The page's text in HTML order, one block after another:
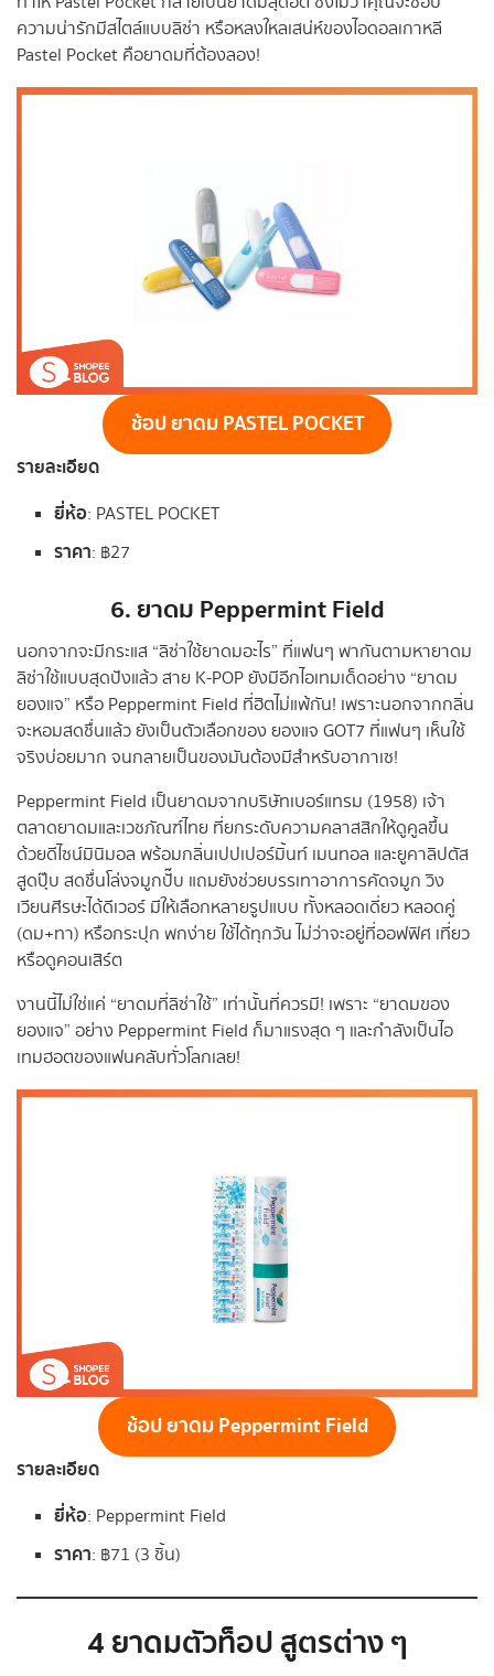
ความน่ารักมีสไตล์แบบลิซ่า หรือหลงใหลเสน่ห์ของไอดอลเกาหลี
Pastel Pocket คือยาดมที่ต้องลอง!
ช้อป ยาดม PASTEL POCKET
รายละเอียด
ยี่ห้อ: PASTEL POCKET
ราคา: ฿27
6. ยาดม Peppermint Field
นอกจากจะมีกระแส “ลิซ่าใช้ยาดมอะไร” ที่แฟนๆ พากันตามหายาดม
ลิซ่าใช้แบบสุดปังแล้ว สาย K-POP ยังมีอีกไอเทมเด็ดอย่าง “ยาดม
ยองแจ” หรือ Peppermint Field ที่ฮิตไม่แพ้กัน! เพราะนอกจากกลิ่น
จะหอมสดชื่นแล้ว ยังเป็นตัวเลือกของ ยองแจ GOT7 ที่แฟนๆ เห็นใช้
จริงบ่อยมาก จนกลายเป็นของมันต้องมีสำหรับอากาเซ!
Peppermint Field เป็นยาดมจากบริษัทเบอร์แทรม (1958) เจ้า
ตลาดยาดมและเวชภัณฑ์ไทย ที่ยกระดับความคลาสสิกให้ดูคูลขึ้น
ด้วยดีไซน์มินิมอล พร้อมกลิ่นเปปเปอร์มิ้นท์ เมนทอล และยูคาลิปตัส
สูดปุ๊บ สดชื่นโล่งจมูกปั๊บ แถมยังช่วยบรรเทาอาการคัดจมูก วิง
เวียนศีรษะได้ดีเวอร์ มีให้เลือกหลายรูปแบบ ทั้งหลอดเดี่ยว หลอดคู่
(ดม+ทา) หรือกระปุก พกง่าย ใช้ได้ทุกวัน ไม่ว่าจะอยู่ที่ออฟฟิศ เที่ยว
หรือดูคอนเสิร์ต
งานนี้ไม่ใช่แค่ “ยาดมที่ลิซ่าใช้” เท่านั้นที่ควรมี! เพราะ “ยาดมของ
ยองแจ” อย่าง Peppermint Field ก็มาแรงสุด ๆ และกำลังเป็นไอ
เทมฮอตของแฟนคลับทั่วโลกเลย!
ช้อป ยาดม Peppermint Field
รายละเอียด
ยี่ห้อ: Peppermint Field
ราคา: ฿71 (3 ชิ้น)
4 ยาดมตัวท็อป สูตรต่าง ๆ